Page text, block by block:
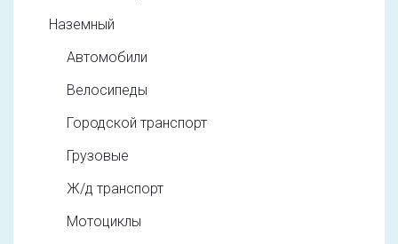
Наземный
Автомобили
Велосипеды
Городской транспорт
Грузовые
Ж/д транспорт
Мотоциклы